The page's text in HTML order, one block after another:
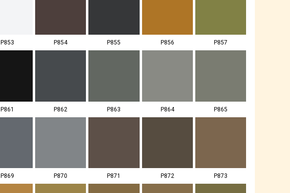
P853 P854 P855 P856 P857
P861 P862 P863 P864 P865
P869 P870 P871 P872 P873